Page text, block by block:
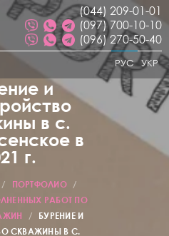
(044) 209-01-01
(097) 700-10-10
(096) 270-50-40
УКР
РУС
и
в с.
в
г.
/ ПОРТФОЛИО
/
РАБОТ ПО
/
БУРЕНИЕ И
СКВАЖИНЫ В С.